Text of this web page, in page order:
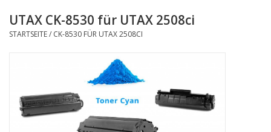
Toner
Marken
UTAX CK-8530 für UTAX 2508ci
STARTSEITE/ CK-8530 FÜR UTAX 2508CI